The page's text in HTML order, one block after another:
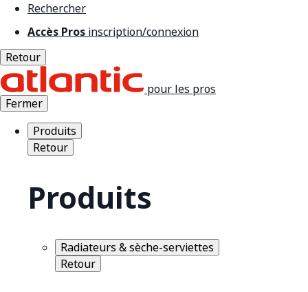
Rechercher
Accès Pros inscription/connexion
Retour
pour les pros
Fermer
Produits
Retour
Produits
Radiateurs & sèche-serviettes
Retour